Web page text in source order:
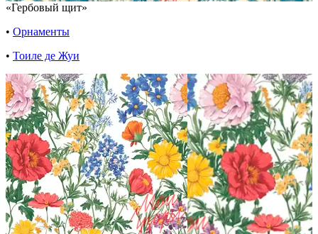
«Гербовый щит»
• Орнаменты
• Тоиле де Жуи